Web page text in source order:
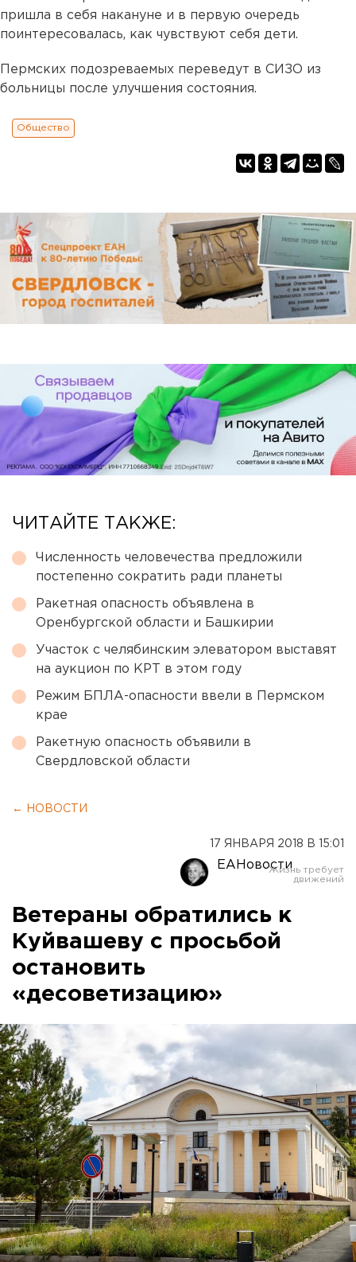
пришла в себя накануне и в первую очередь
поинтересовалась, как чувствуют себя дети.
Пермских подозреваемых переведут в СИЗО из
больницы после улучшения состояния.
Общество
ЧИТАЙТЕ ТАКЖЕ:
Численность человечества предложили
постепенно сократить ради планеты
Ракетная опасность объявлена в
Оренбургской области и Башкирии
Участок с челябинским элеватором выставят
на аукцион по КРТ в этом году
Режим БПЛА-опасности ввели в Пермском
крае
Ракетную опасность объявили в
Свердловской области
← НОВОСТИ
17 ЯНВАРЯ 2018 В 15:01
ЕАНовости
Ветераны обратились к
Куйвашеву с просьбой
остановить
«десоветизацию»